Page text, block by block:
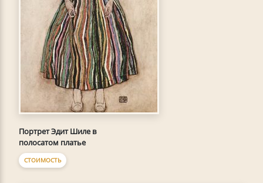
Портрет Эдит Шиле в
полосатом платье
СТОИМОСТЬ